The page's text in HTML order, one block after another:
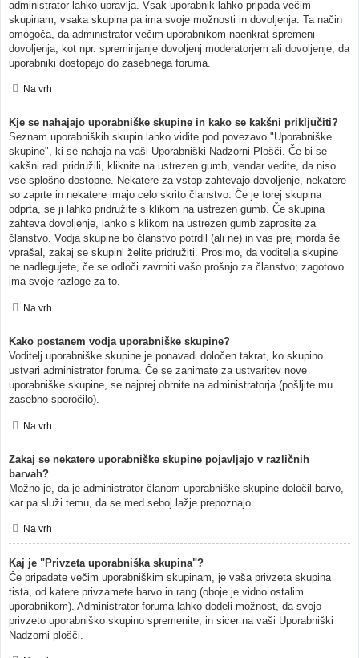
administrator lahko upravlja. Vsak uporabnik lahko pripada večim
skupinam, vsaka skupina pa ima svoje možnosti in dovoljenja. Ta način
omogoča, da administrator večim uporabnikom naenkrat spremeni
dovoljenja, kot npr. spreminjanje dovoljenj moderatorjem ali dovoljenje, da
uporabniki dostopajo do zasebnega foruma.
Na vrh
Kje se nahajajo uporabniške skupine in kako se kakšni priključiti?
Seznam uporabniških skupin lahko vidite pod povezavo "Uporabniške
skupine", ki se nahaja na vaši Uporabniški Nadzorni Plošči. Če bi se
kakšni radi pridružili, kliknite na ustrezen gumb, vendar vedite, da niso
vse splošno dostopne. Nekatere za vstop zahtevajo dovoljenje, nekatere
so zaprte in nekatere imajo celo skrito članstvo. Če je torej skupina
odprta, se ji lahko pridružite s klikom na ustrezen gumb. Če skupina
zahteva dovoljenje, lahko s klikom na ustrezen gumb zaprosite za
članstvo. Vodja skupine bo članstvo potrdil (ali ne) in vas prej morda še
vprašal, zakaj se skupini želite pridružiti. Prosimo, da voditelja skupine
ne nadlegujete, če se odloči zavrniti vašo prošnjo za članstvo; zagotovo
ima svoje razloge za to.
Na vrh
Kako postanem vodja uporabniške skupine?
Voditelj uporabniške skupine je ponavadi določen takrat, ko skupino
ustvari administrator foruma. Če se zanimate za ustvaritev nove
uporabniške skupine, se najprej obrnite na administratorja (pošljite mu
zasebno sporočilo).
Na vrh
Zakaj se nekatere uporabniške skupine pojavljajo v različnih
barvah?
Možno je, da je administrator članom uporabniške skupine določil barvo,
kar pa služi temu, da se med seboj lažje prepoznajo.
Na vrh
Kaj je "Privzeta uporabniška skupina"?
Če pripadate večim uporabniškim skupinam, je vaša privzeta skupina
tista, od katere privzamete barvo in rang (oboje je vidno ostalim
uporabnikom). Administrator foruma lahko dodeli možnost, da svojo
privzeto uporabniško skupino spremenite, in sicer na vaši Uporabniški
Nadzorni plošči.